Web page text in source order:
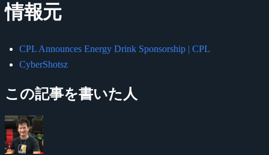
情報元
CPL Announces Energy Drink Sponsorship | CPL
CyberShotsz
この記事を書いた人